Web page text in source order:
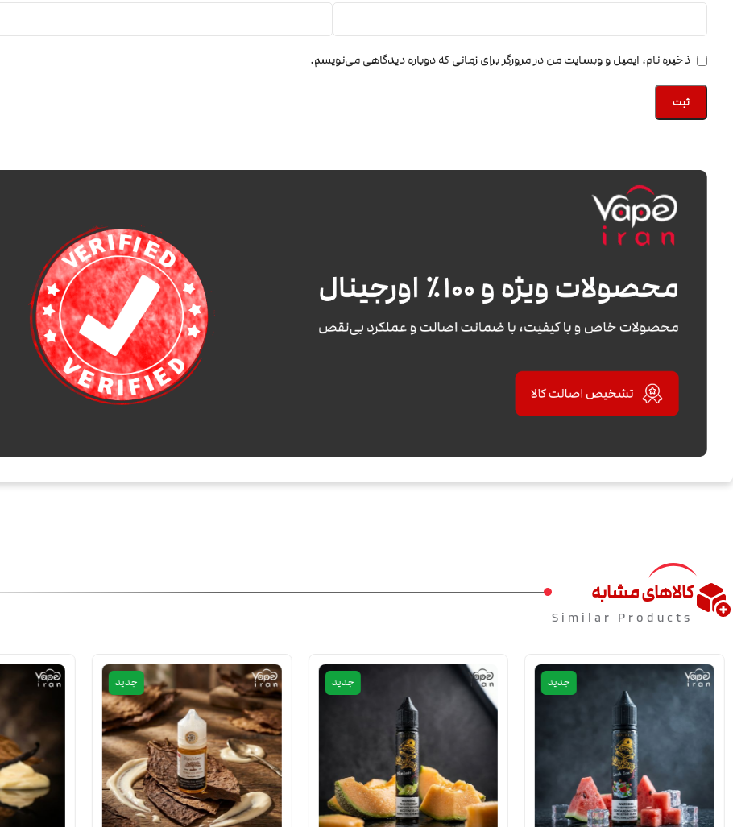
ذخیره نام، ایمیل و وبسایت من در مرورگر برای زمانی که دوباره دیدگاهی می‌نویسم.
کالاهای مشابه
Similar Products
جدید جدید جدید